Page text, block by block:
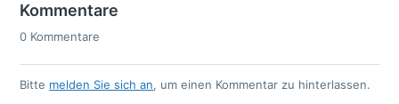
Kommentare
0 Kommentare
Bitte melden Sie sich an, um einen Kommentar zu hinterlassen.